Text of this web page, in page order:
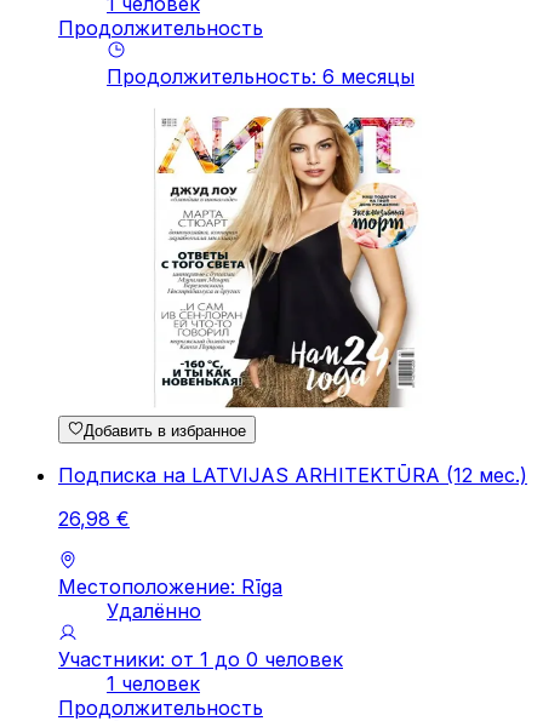
Продолжительность
Продолжительность: 6 месяцы
Добавить в избранное
Подписка на LATVIJAS ARHITEKTŪRA (12 мес.)
26,98 €
Местоположение: Rīga
Удалённо
Участники: от 1 до 0 человек
1 человек
Продолжительность